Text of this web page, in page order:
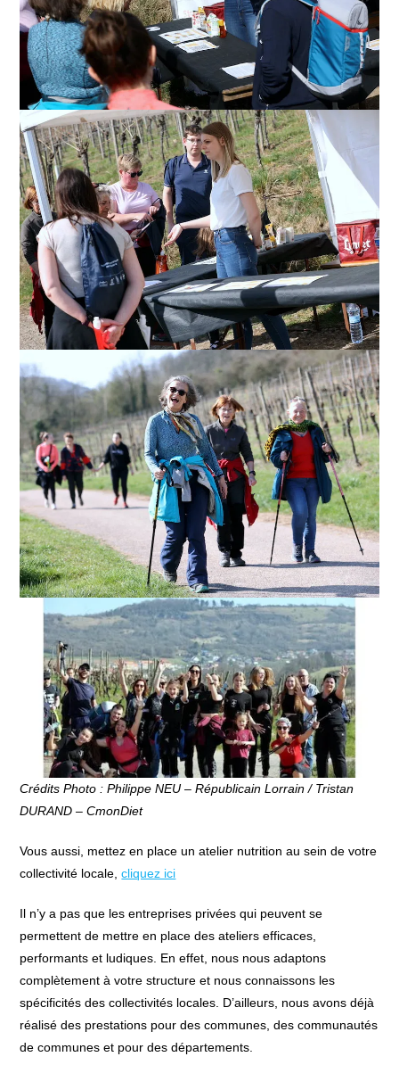
Crédits Photo : Philippe NEU – Républicain Lorrain / Tristan
DURAND – CmonDiet
Vous aussi, mettez en place un atelier nutrition au sein de votre
collectivité locale,cliquez ici
Il n’y a pas que les entreprises privées qui peuvent se
permettent de mettre en place des ateliers efficaces,
performants et ludiques. En effet, nous nous adaptons
complètement à votre structure et nous connaissons les
spécificités des collectivités locales. D’ailleurs, nous avons déjà
réalisé des prestations pour des communes, des communautés
de communes et pour des départements.